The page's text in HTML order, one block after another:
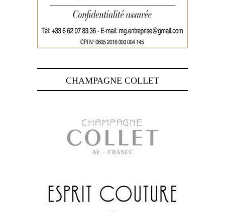
CHAMPAGNE COLLET